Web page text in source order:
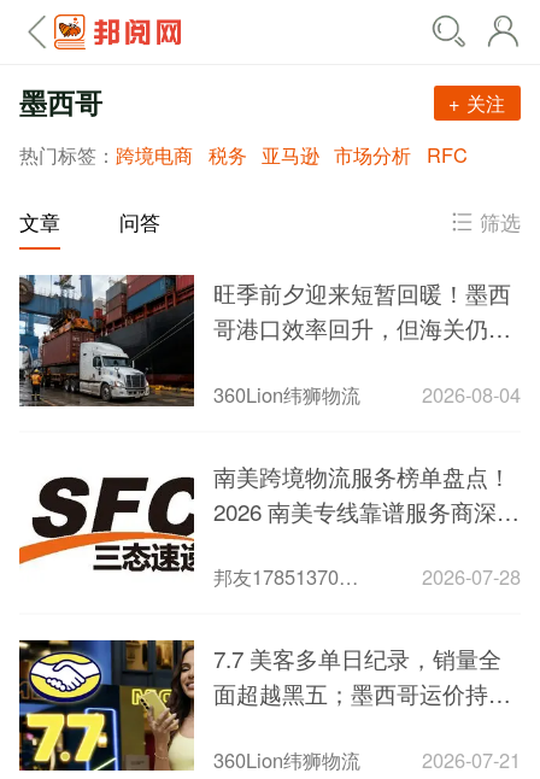
墨西哥
+ 关注
热门标签： 跨境电商 税务 亚马逊 市场分析 RFC
文章 问答 筛选
旺季前夕迎来短暂回暖！墨西
哥港口效率回升，但海关仍是
360Lion纬狮物流 2026-08-04
南美跨境物流服务榜单盘点！
2026 南美专线靠谱服务商深度
邦友1785137099667 2026-07-28
7.7 美客多单日纪录，销量全
面超越黑五；墨西哥运价持续
360Lion纬狮物流 2026-07-21